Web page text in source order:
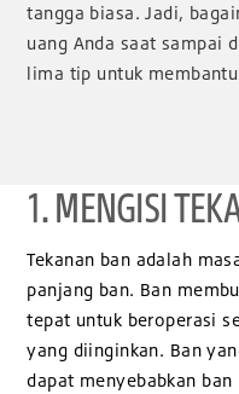
tangga biasa. Jadi,
uang Anda saat sampai
lima tip untuk
1. MENGISI
Tekanan ban adalah
panjang ban. Ban
tepat untuk beroperasi
yang diinginkan. Ban
dapat menyebabkan